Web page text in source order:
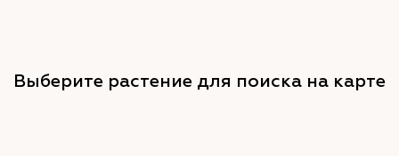
Выберите растение для поиска на карте